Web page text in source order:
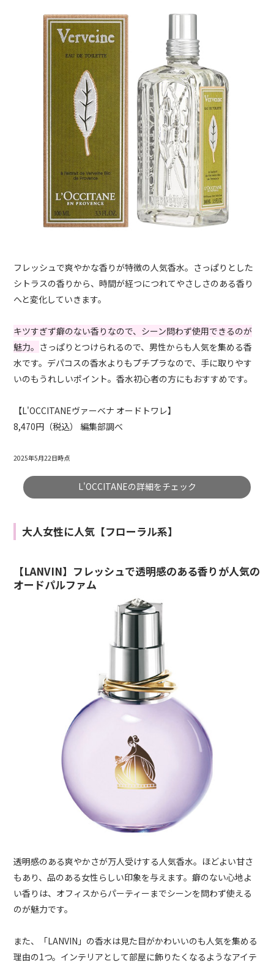
フレッシュで爽やかな香りが特徴の人気香水。さっぱりとした
シトラスの香りから、時間が経つにつれてやさしさのある香り
へと変化していきます。
キツすぎず癖のない香りなので、シーン問わず使用できるのが
魅力。 さっぱりとつけられるので、男性からも人気を集める香
水です。デパコスの香水よりもプチプラなので、手に取りやす
いのもうれしいポイント。香水初心者の方にもおすすめです。
【L'OCCITANEヴァーベナ オードトワレ】
8,470円（税込） 編集部調べ
2025年5月22日時点
L'OCCITANEの詳細をチェック
大人女性に人気【フローラル系】
【LANVIN】フレッシュで透明感のある香りが人気の
オードパルファム
透明感のある爽やかさが万人受けする人気香水。ほどよい甘さ
もあり、品のある女性らしい印象を与えます。癖のない心地よ
い香りは、オフィスからパーティーまでシーンを問わず使える
のが魅力です。
また、「LANVIN」の香水は見た目がかわいいのも人気を集める
理由の1つ。インテリアとして部屋に飾りたくなるようなアイテ